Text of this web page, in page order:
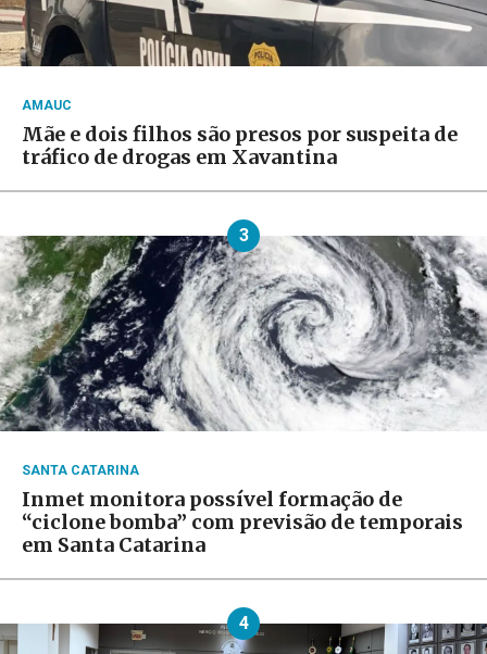
AMAUC
Mãe e dois filhos são presos por suspeita de
tráfico de drogas em Xavantina
3
SANTA CATARINA
Inmet monitora possível formação de
“ciclone bomba” com previsão de temporais
em Santa Catarina
4